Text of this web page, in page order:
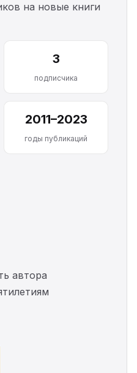
на новые книги
3
подписчика
2011–2023
годы публикаций
автора